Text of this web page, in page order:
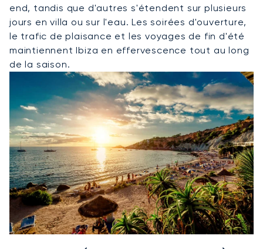
end, tandis que d'autres s'étendent sur plusieurs
jours en villa ou sur l'eau. Les soirées d'ouverture,
le trafic de plaisance et les voyages de fin d'été
maintiennent Ibiza en effervescence tout au long
de la saison.